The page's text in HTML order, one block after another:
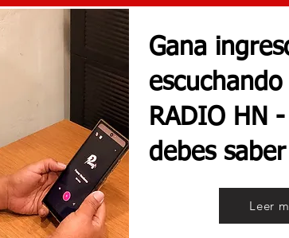
Gana
escuchando
RADIO HN
debes saber
Leer